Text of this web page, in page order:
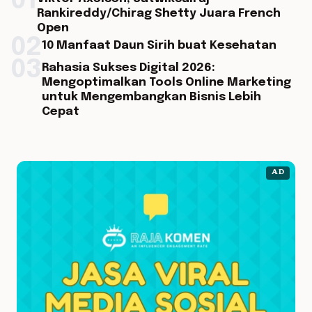
Rankireddy/Chirag Shetty Juara French
Open
10 Manfaat Daun Sirih buat Kesehatan
Rahasia Sukses Digital 2026:
Mengoptimalkan Tools Online Marketing
untuk Mengembangkan Bisnis Lebih
Cepat
AD